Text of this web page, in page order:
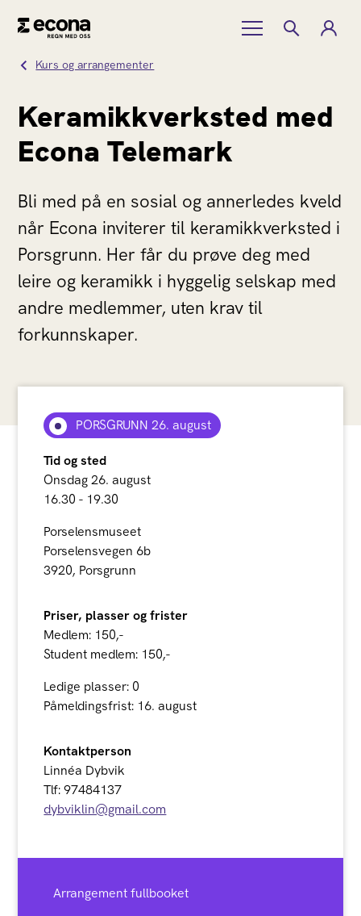
Kurs og arrangementer
Keramikkverksted med
Econa Telemark
Bli med på en sosial og annerledes kveld
når Econa inviterer til keramikkverksted i
Porsgrunn. Her får du prøve deg med
leire og keramikk i hyggelig selskap med
andre medlemmer, uten krav til
forkunnskaper.
PORSGRUNN 26. august
Tid og sted
Onsdag 26. august
16.30 - 19.30
Porselensmuseet
Porselensvegen 6b
3920, Porsgrunn
Priser, plasser og frister
Medlem: 150,-
Student medlem: 150,-
Ledige plasser: 0
Påmeldingsfrist: 16. august
Kontaktperson
Linnéa Dybvik
Tlf: 97484137
dybviklin@gmail.com
Arrangement fullbooket